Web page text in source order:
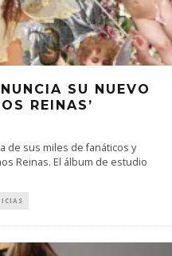
SU NUEVO
REINAS’
de sus miles de fanáticos y
Reinas. El álbum de estudio